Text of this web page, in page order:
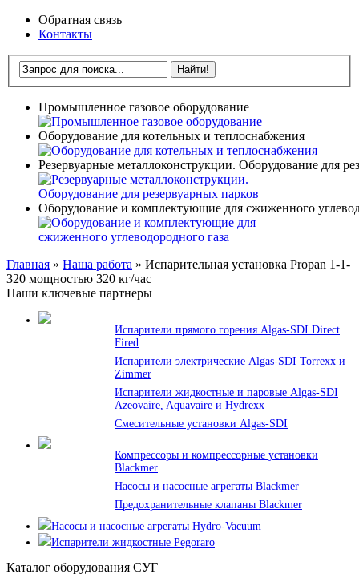
Обратная связь
Контакты
Промышленное газовое оборудование
Оборудование для котельных и теплоснабжения
Резервуарные металлоконструкции. Оборудование для
Оборудование и комплектующие для сжиженного
Главная » Наша работа » Испарительная установка Propan 1-1-
320 мощностью 320 кг/час
Наши ключевые партнеры
Испарители прямого горения Algas-SDI Direct
Fired
Испарители электрические Algas-SDI Torrexx и
Zimmer
Испарители жидкостные и паровые Algas-SDI
Azeovaire, Aquavaire и Hydrexx
Смесительные установки Algas-SDI
Компрессоры и компрессорные установки
Blackmer
Насосы и насосные агрегаты Blackmer
Предохранительные клапаны Blackmer
Насосы и насосные агрегаты Hydro-Vacuum
Испарители жидкостные Pegoraro
Каталог оборудования СУГ